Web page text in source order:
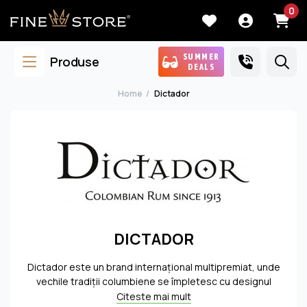
0
Produse
SUMMER
DEALS
Home Dictador
DICTADOR
Dictador este un brand internaţional multipremiat, unde
vechile tradiţii columbiene se împletesc cu designul
inovator european şi trendul gustului contemporan,
Citeste mai mult